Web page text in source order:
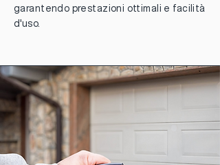
garantendo prestazioni ottimali e facilità
d'uso.